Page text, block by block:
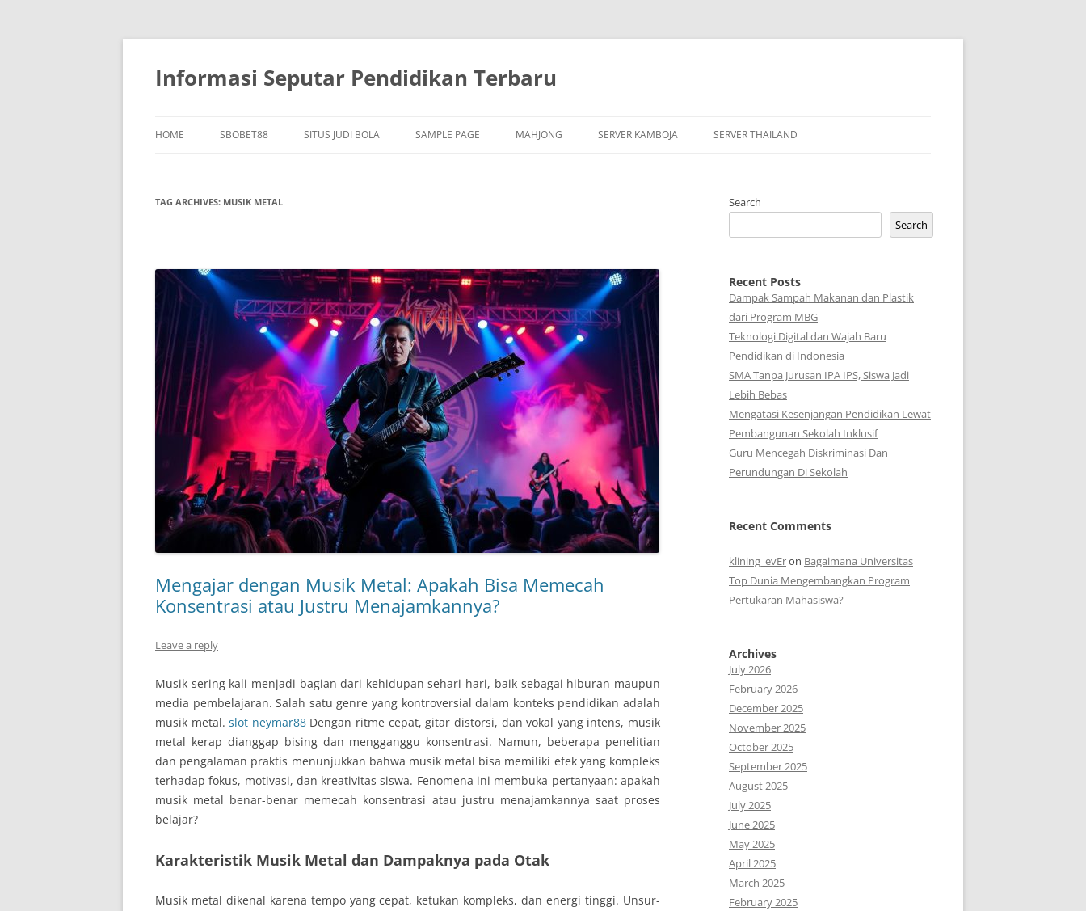
Skip
content
Informasi Seputar Pendidikan Terbaru
HOME SBOBET88 SITUS JUDI BOLA SAMPLE PAGE MAHJONG SERVER KAMBOJA SERVER THAILAND
TAG ARCHIVES: MUSIK METAL
Mengajar dengan Musik Metal: Apakah Bisa Memecah
Konsentrasi atau Justru Menajamkannya?
Leave a reply
Musik sering kali menjadi bagian dari kehidupan sehari-hari, baik sebagai hiburan maupun
media pembelajaran. Salah satu genre yang kontroversial dalam konteks pendidikan adalah
musik metal.slot neymar88Dengan ritme cepat, gitar distorsi, dan vokal yang intens, musik
metal kerap dianggap bising dan mengganggu konsentrasi. Namun, beberapa penelitian
dan pengalaman praktis menunjukkan bahwa musik metal bisa memiliki efek yang kompleks
terhadap fokus, motivasi, dan kreativitas siswa. Fenomena ini membuka pertanyaan: apakah
musik metal benar-benar memecah konsentrasi atau justru menajamkannya saat proses
belajar?
Karakteristik Musik Metal dan Dampaknya pada Otak
Musik metal dikenal karena tempo yang cepat, ketukan kompleks, dan energi tinggi. Unsur-
Search
Search
Recent Posts
Dampak Sampah Makanan dan Plastik
dari Program MBG
Teknologi Digital dan Wajah Baru
Pendidikan di Indonesia
SMA Tanpa Jurusan IPA IPS, Siswa Jadi
Lebih Bebas
Mengatasi Kesenjangan Pendidikan Lewat
Pembangunan Sekolah Inklusif
Guru Mencegah Diskriminasi Dan
Perundungan Di Sekolah
Recent Comments
klining_evEron Bagaimana Universitas
Top Dunia Mengembangkan Program
Pertukaran Mahasiswa?
Archives
July 2026
February 2026
December 2025
November 2025
October 2025
September 2025
August 2025
July 2025
June 2025
May 2025
April 2025
March 2025
February 2025